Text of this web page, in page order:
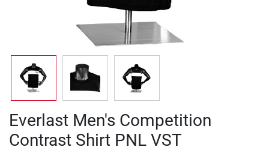
Everlast Men's Competition
Contrast Shirt PNL VST